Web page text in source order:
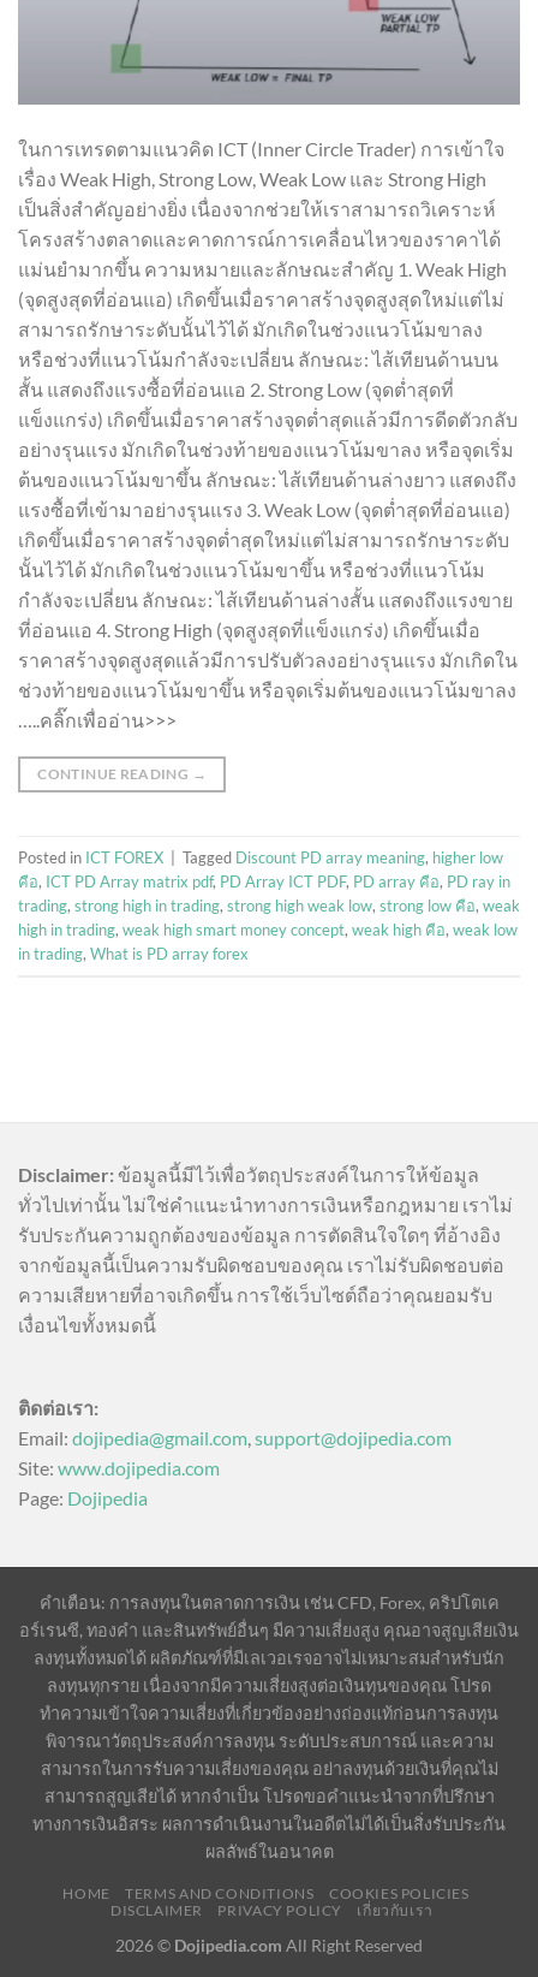
ในการเทรดตามแนวคิด ICT (Inner Circle Trader) การเข้าใจ
เรื่อง Weak High, Strong Low, Weak Low และ Strong High
เป็นสิ่งสำคัญอย่างยิ่ง เนื่องจากช่วยให้เราสามารถวิเคราะห์
โครงสร้างตลาดและคาดการณ์การเคลื่อนไหวของราคาได้
แม่นยำมากขึ้น ความหมายและลักษณะสำคัญ 1. Weak High
(จุดสูงสุดที่อ่อนแอ) เกิดขึ้นเมื่อราคาสร้างจุดสูงสุดใหม่แต่ไม่
สามารถรักษาระดับนั้นไว้ได้ มักเกิดในช่วงแนวโน้มขาลง
หรือช่วงที่แนวโน้มกำลังจะเปลี่ยน ลักษณะ: ไส้เทียนด้านบน
สั้น แสดงถึงแรงซื้อที่อ่อนแอ 2. Strong Low (จุดต่ำสุดที่
แข็งแกร่ง) เกิดขึ้นเมื่อราคาสร้างจุดต่ำสุดแล้วมีการดีดตัวกลับ
อย่างรุนแรง มักเกิดในช่วงท้ายของแนวโน้มขาลง หรือจุดเริ่ม
ต้นของแนวโน้มขาขึ้น ลักษณะ: ไส้เทียนด้านล่างยาว แสดงถึง
แรงซื้อที่เข้ามาอย่างรุนแรง 3. Weak Low (จุดต่ำสุดที่อ่อนแอ)
เกิดขึ้นเมื่อราคาสร้างจุดต่ำสุดใหม่แต่ไม่สามารถรักษาระดับ
นั้นไว้ได้ มักเกิดในช่วงแนวโน้มขาขึ้น หรือช่วงที่แนวโน้ม
กำลังจะเปลี่ยน ลักษณะ: ไส้เทียนด้านล่างสั้น แสดงถึงแรงขาย
ที่อ่อนแอ 4. Strong High (จุดสูงสุดที่แข็งแกร่ง) เกิดขึ้นเมื่อ
ราคาสร้างจุดสูงสุดแล้วมีการปรับตัวลงอย่างรุนแรง มักเกิดใน
ช่วงท้ายของแนวโน้มขาขึ้น หรือจุดเริ่มต้นของแนวโน้มขาลง
…..คลิ๊กเพื่ออ่าน>>>
CONTINUE READING →
Posted in ICT FOREX Tagged Discount PD array meaning, higher low
คือ, ICT PD Array matrix pdf, PD Array ICT PDF, PD array คือ, PD ray in
trading, strong high in trading, strong high weak low, strong low คือ, weak
high in trading, weak high smart money concept, weak high คือ, weak low
in trading, What is PD array forex
Disclaimer: ข้อมูลนี้มีไว้เพื่อวัตถุประสงค์ในการให้ข้อมูล
ทั่วไปเท่านั้น ไม่ใช่คำแนะนำทางการเงินหรือกฎหมาย เราไม่
รับประกันความถูกต้องของข้อมูล การตัดสินใจใดๆ ที่อ้างอิง
จากข้อมูลนี้เป็นความรับผิดชอบของคุณ เราไม่รับผิดชอบต่อ
ความเสียหายที่อาจเกิดขึ้น การใช้เว็บไซต์ถือว่าคุณยอมรับ
เงื่อนไขทั้งหมดนี้
ติดต่อเรา:
Email: dojipedia@gmail.com,support@dojipedia.com
Site: www.dojipedia.com
Page: Dojipedia
คำเตือน: การลงทุนในตลาดการเงิน เช่น CFD, Forex, คริปโตเค
อร์เรนซี, ทองคำ และสินทรัพย์อื่นๆ มีความเสี่ยงสูง คุณอาจสูญเสียเงิน
ลงทุนทั้งหมดได้ ผลิตภัณฑ์ที่มีเลเวอเรจอาจไม่เหมาะสมสำหรับนัก
ลงทุนทุกราย เนื่องจากมีความเสี่ยงสูงต่อเงินทุนของคุณ โปรด
ทำความเข้าใจความเสี่ยงที่เกี่ยวข้องอย่างถ่องแท้ก่อนการลงทุน
พิจารณาวัตถุประสงค์การลงทุน ระดับประสบการณ์ และความ
สามารถในการรับความเสี่ยงของคุณ อย่าลงทุนด้วยเงินที่คุณไม่
สามารถสูญเสียได้ หากจำเป็น โปรดขอคำแนะนำจากที่ปรึกษา
ทางการเงินอิสระ ผลการดำเนินงานในอดีตไม่ได้เป็นสิ่งรับประกัน
ผลลัพธ์ในอนาคต
HOME TERMS AND CONDITIONS
COOKIES POLICIES
DISCLAIMER
PRIVACY POLICY เกี่ยวกับเรา
2026 © Dojipedia.com All Right Reserved